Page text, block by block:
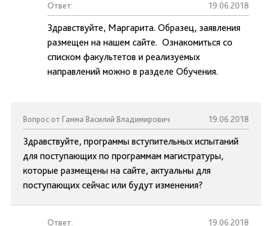
Ответ: 19.06.2018
Здравствуйте, Маргарита. Образец, заявления
размещен на нашем сайте. Ознакомиться со
списком факультетов и реализуемых
направлений можно в разделе Обучения.
Вопрос от Гамма Василий Владимирович 19.06.2018
Здравствуйте, программы вступительных испытаний
для поступающих по программам магистратуры,
которые размещены на сайте, актуальны для
поступающих сейчас или будут изменения?
Ответ: 19.06.2018